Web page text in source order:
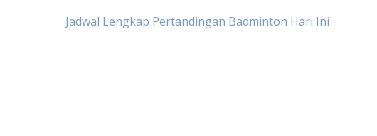
Post
Jadwal Lengkap Pertandingan Badminton Hari Ini